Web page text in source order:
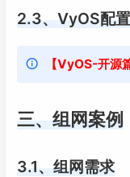
2.3、VyOS配置
【VyOS-开
三、组网案例
3.1、组网需求